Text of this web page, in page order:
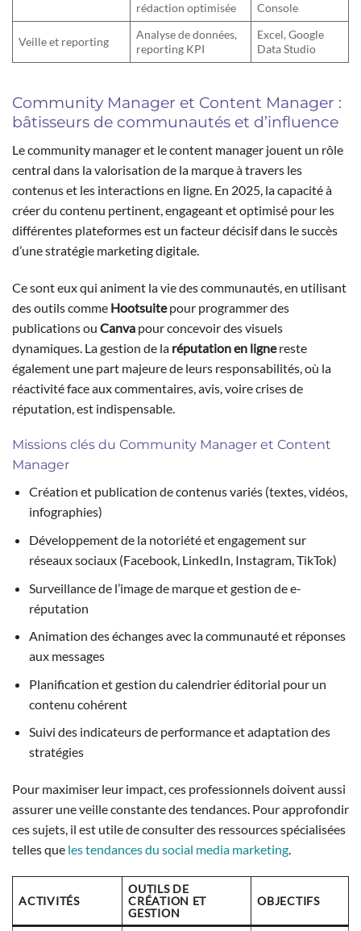
rédaction optimisée
Console
Veille et reporting
Analyse de données,
reporting KPI
Excel, Google
Data Studio
Community Manager et Content Manager :
bâtisseurs de communautés et d’influence
Le community manager et le content manager jouent un rôle
central dans la valorisation de la marque à travers les
contenus et les interactions en ligne. En 2025, la capacité à
créer du contenu pertinent, engageant et optimisé pour les
différentes plateformes est un facteur décisif dans le succès
d’une stratégie marketing digitale.
Ce sont eux qui animent la vie des communautés, en utilisant
des outils comme Hootsuitepour programmer des
publications ou Canva pour concevoir des visuels
dynamiques. La gestion de la réputation en lignereste
également une part majeure de leurs responsabilités, où la
réactivité face aux commentaires, avis, voire crises de
réputation, est indispensable.
Missions clés du Community Manager et Content
Manager
Création et publication de contenus variés (textes, vidéos,
infographies)
Développement de la notoriété et engagement sur
réseaux sociaux (Facebook, LinkedIn, Instagram, TikTok)
Surveillance de l’image de marque et gestion de e-
réputation
Animation des échanges avec la communauté et réponses
aux messages
Planification et gestion du calendrier éditorial pour un
contenu cohérent
Suivi des indicateurs de performance et adaptation des
stratégies
Pour maximiser leur impact, ces professionnels doivent aussi
assurer une veille constante des tendances. Pour approfondir
ces sujets, il est utile de consulter des ressources spécialisées
telles que les tendances du social media marketing.
ACTIVITÉS
OUTILS DE
CRÉATION ET
GESTION
OBJECTIFS